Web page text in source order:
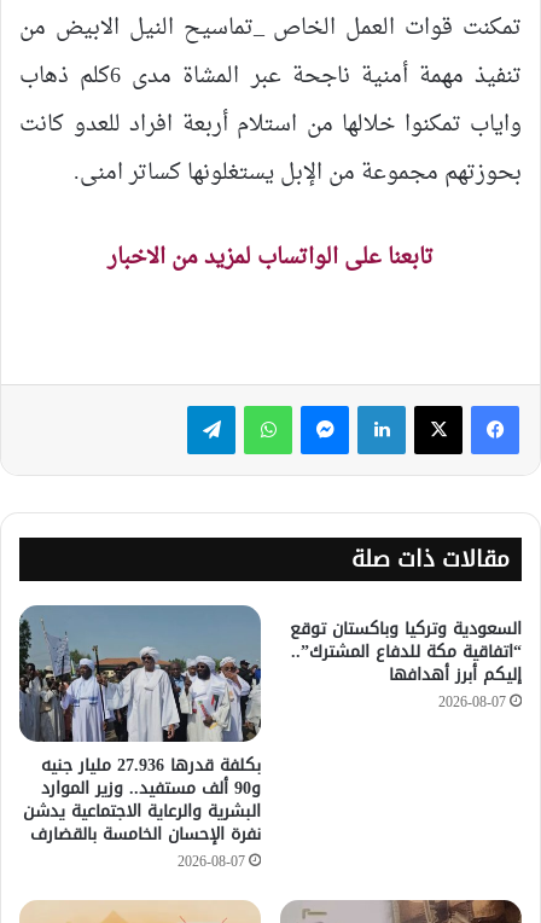
تمكنت قوات العمل الخاص _تماسيح النيل الابيض من
تنفيذ مهمة أمنية ناجحة عبر المشاة مدى 6كلم ذهاب
واياب تمكنوا خلالها من استلام أربعة افراد للعدو كانت
بحوزتهم مجموعة من الإبل يستغلونها كساتر امنى.
تابعنا على الواتساب لمزيد من الاخبار
لينكدإن ماسنجر واتساب تيلقرام
مقالات ذات صلة
السعودية وتركيا وباكستان توقع
“اتفاقية مكة للدفاع المشترك”..
إليكم أبرز أهدافها
2026-08-07
​بكلفة قدرها 27.936 مليار جنيه
و90 ألف مستفيد.. وزير الموارد
البشرية والرعاية الاجتماعية يدشن
نفرة الإحسان الخامسة بالقضارف
2026-08-07